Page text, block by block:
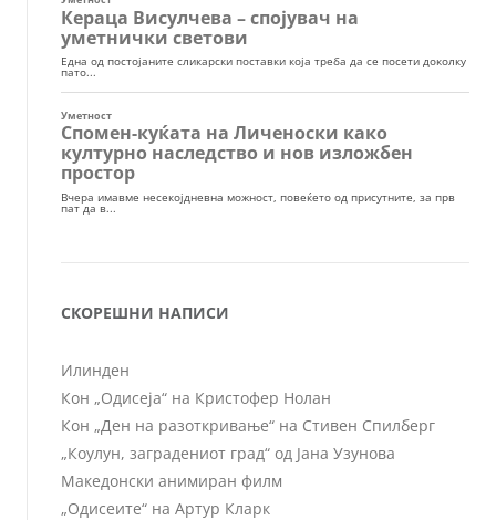
СКОРЕШНИ НАПИСИ
Илинден
Кон „Одисеја“ на Кристофер Нолан
Кон „Ден на разоткривање“ на Стивен Спилберг
„Коулун, заградениот град“ од Јана Узунова
Македонски анимиран филм
„Одисеите“ на Артур Кларк